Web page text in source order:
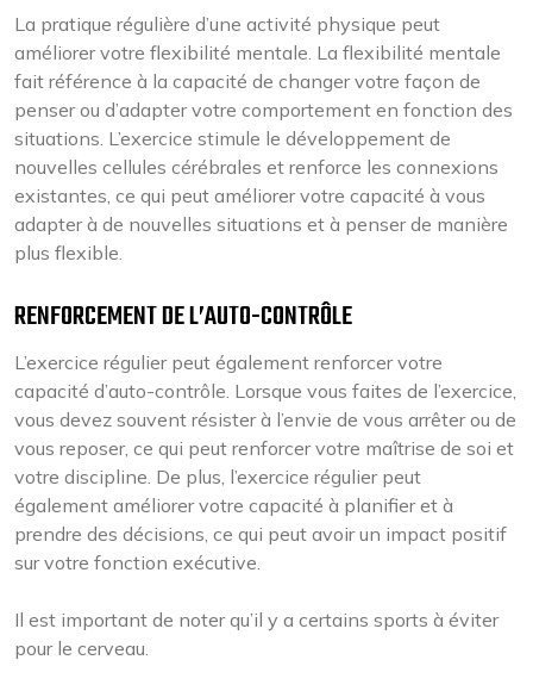
La pratique régulière d’une activité physique peut
améliorer votre flexibilité mentale. La flexibilité mentale
fait référence à la capacité de changer votre façon de
penser ou d’adapter votre comportement en fonction des
situations. L’exercice stimule le développement de
nouvelles cellules cérébrales et renforce les connexions
existantes, ce qui peut améliorer votre capacité à vous
adapter à de nouvelles situations et à penser de manière
plus flexible.
RENFORCEMENT DE L’AUTO-CONTRÔLE
L’exercice régulier peut également renforcer votre
capacité d’auto-contrôle. Lorsque vous faites de l’exercice,
vous devez souvent résister à l’envie de vous arrêter ou de
vous reposer, ce qui peut renforcer votre maîtrise de soi et
votre discipline. De plus, l’exercice régulier peut
également améliorer votre capacité à planifier et à
prendre des décisions, ce qui peut avoir un impact positif
sur votre fonction exécutive.
Il est important de noter qu’il y a certains sports à éviter
pour le cerveau.